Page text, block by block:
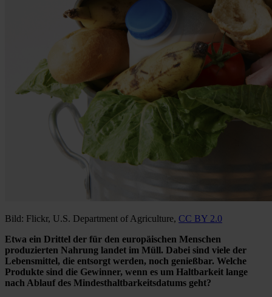
Bild: Flickr, U.S. Department of Agriculture, CC BY 2.0
Etwa ein Drittel der für den europäischen Menschen
produzierten Nahrung landet im Müll. Dabei sind viele der
Lebensmittel, die entsorgt werden, noch genießbar. Welche
Produkte sind die Gewinner, wenn es um Haltbarkeit lange
nach Ablauf des Mindesthaltbarkeitsdatums geht?